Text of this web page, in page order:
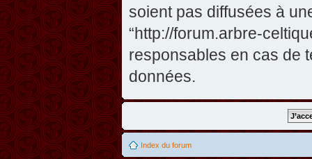
soient pas diffusées à
“http://forum.arbre-
responsables en cas de
données.
Index du forum